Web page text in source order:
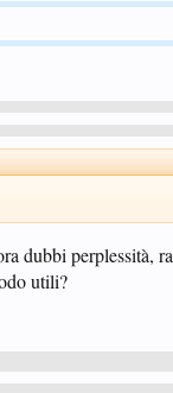
dubbi perplessità,
utili?